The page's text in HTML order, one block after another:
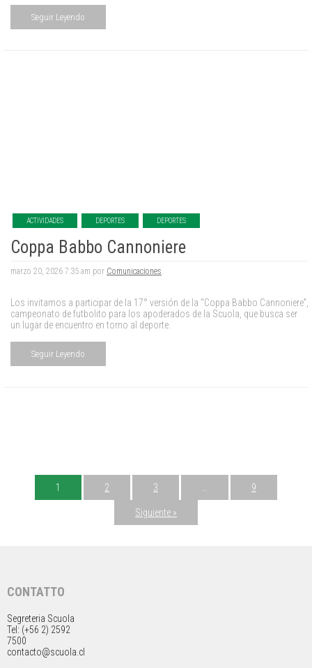
Seguir Leyendo
ACTIVIDADES DEPORTES DEPORTES
Coppa Babbo Cannoniere
marzo 20, 2026 7:35 am por Comunicaciones.
Los invitamos a participar de la 17° versión de la “Coppa Babbo Cannoniere”,
campeonato de futbolito para los apoderados de la Scuola, que busca ser
un lugar de encuentro en torno al deporte.
Seguir Leyendo
1 2 3 9
Siguiente »
CONTATTO
Segreteria Scuola
Tel: (+56 2) 2592
7500
contacto@scuola.cl